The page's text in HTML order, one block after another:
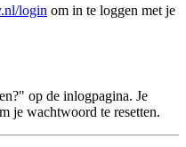
login om in te loggen met je
op de inlogpagina. Je
je wachtwoord te resetten.